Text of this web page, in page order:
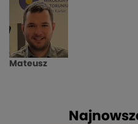
Mateusz